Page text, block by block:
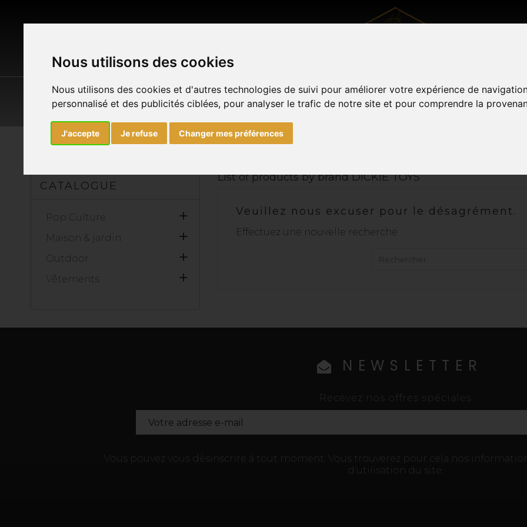
Nous utilisons des cookies
Nous utilisons des cookies et d'autres technologies de suivi pour améliorer votre expérience de
personnalisé et des publicités ciblées, pour analyser le trafic de notre site et pour comprendre la
J'accepte Je refuse Changer mes préférences
POP CULTURE MAISON & JARDIN OUTDOOR VÊTEMENTS SOUVENIRS DE METZ
FacebookInstagram
Accueil Marques DICKIE TOYS
CATALOGUE
Pop Culture 
Maison & jardin 
Outdoor 
Vêtements 
List of products by brand DICKIE TOYS
Veuillez nous excuser pour le désagrément.
Effectuez une nouvelle recherche
NEWSLETTER
Recevez nos offres spéciales
Vous pouvez vous désinscrire à tout moment. Vous trouverez pour cela nos
d'utilisation du site.